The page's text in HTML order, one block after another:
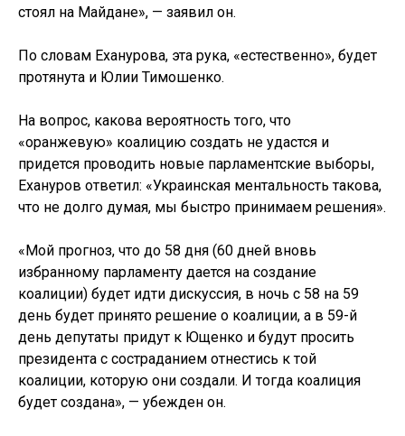
стоял на Майдане», — заявил он.
По словам Еханурова, эта рука, «естественно», будет
протянута и Юлии Тимошенко.
На вопрос, какова вероятность того, что
«оранжевую» коалицию создать не удастся и
придется проводить новые парламентские выборы,
Ехануров ответил: «Украинская ментальность такова,
что не долго думая, мы быстро принимаем решения».
«Мой прогноз, что до 58 дня (60 дней вновь
избранному парламенту дается на создание
коалиции) будет идти дискуссия, в ночь с 58 на 59
день будет принято решение о коалиции, а в 59-й
день депутаты придут к Ющенко и будут просить
президента с состраданием отнестись к той
коалиции, которую они создали. И тогда коалиция
будет создана», — убежден он.